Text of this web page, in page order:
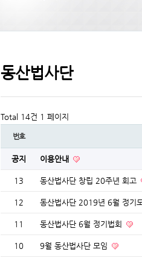
동산법사단
Total 14건 1 페이지
번호
공지 이용안내
13 동산법사단 창립 20주년 회고
12 동산법사단 2019년 6월 정기
11 동산법사단 6월 정기법회
10 9월 동산법사단 모임